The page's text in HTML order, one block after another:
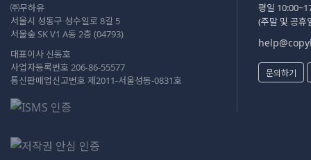
㈜무하유
서울시 성동구 성수일로 8길 5
서울숲 SK V1 A동 2층 (04793)
대표이사 신동호
사업자등록번호 206-86-55577
통신판매업신고번호 제2011-서울성동-0831호
평일
(주말 및 공휴
문의하기